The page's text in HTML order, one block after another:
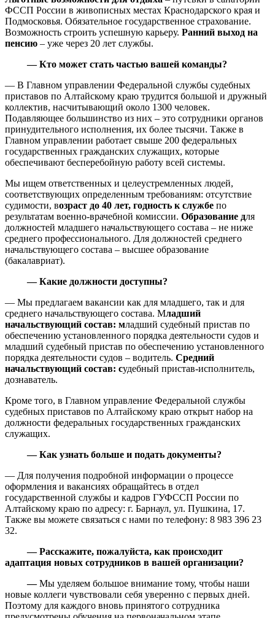
ФССП России в живописных местах Краснодарского края и
Подмосковья. Обязательное государственное страхование.
Возможность строить успешную карьеру. Ранний выход на
пенсию – уже через 20 лет службы.
— Кто может стать частью вашей команды?
— В Главном управлении Федеральной службы судебных
приставов по Алтайскому краю трудится большой и дружный
коллектив, насчитывающий около 1300 человек.
Подавляющее большинство из них – это сотрудники органов
принудительного исполнения, их более тысячи. Также в
Главном управлении работает свыше 200 федеральных
государственных гражданских служащих, которые
обеспечивают бесперебойную работу всей системы.
Мы ищем ответственных и целеустремленных людей,
соответствующих определенным требованиям: отсутствие
судимости, возраст до 40 лет, годность к службе по
результатам военно-врачебной комиссии. Образование для
должностей младшего начальствующего состава – не ниже
среднего профессионального. Для должностей среднего
начальствующего состава – высшее образование
(бакалавриат).
— Какие должности доступны?
— Мы предлагаем вакансии как для младшего, так и для
среднего начальствующего состава. Младший
начальствующий состав: младший судебный пристав по
обеспечению установленного порядка деятельности судов и
младший судебный пристав по обеспечению установленного
порядка деятельности судов – водитель. Средний
начальствующий состав: судебный пристав-исполнитель,
дознаватель.
Кроме того, в Главном управление Федеральной службы
судебных приставов по Алтайскому краю открыт набор на
должности федеральных государственных гражданских
служащих.
— Как узнать больше и подать документы?
— Для получения подробной информации о процессе
оформления и вакансиях обращайтесь в отдел
государственной службы и кадров ГУФССП России по
Алтайскому краю по адресу: г. Барнаул, ул. Пушкина, 17.
Также вы можете связаться с нами по телефону: 8 983 396 23
32.
—Расскажите, пожалуйста, как происходит
адаптация новых сотрудников в вашей организации?
—Мы уделяем большое внимание тому, чтобы наши
новые коллеги чувствовали себя уверенно с первых дней.
Поэтому для каждого вновь принятого сотрудника